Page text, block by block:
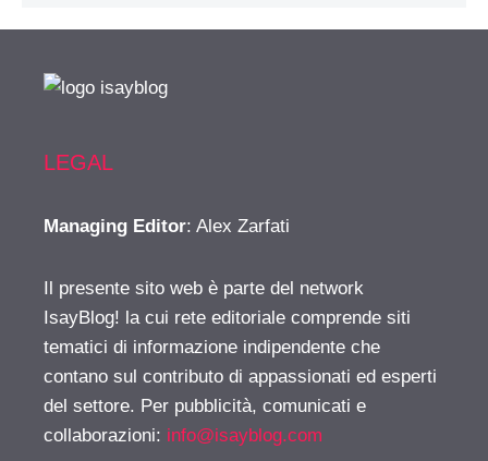
LEGAL
Managing Editor: Alex Zarfati
Il presente sito web è parte del network
IsayBlog! la cui rete editoriale comprende siti
tematici di informazione indipendente che
contano sul contributo di appassionati ed esperti
del settore. Per pubblicità, comunicati e
collaborazioni: info@isayblog.com